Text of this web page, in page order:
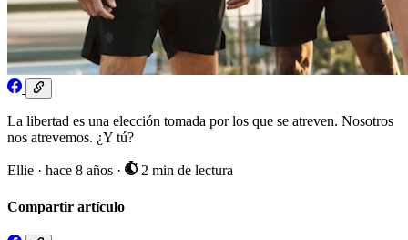
La libertad es una elección tomada por los que se atreven. Nosotros
nos atrevemos. ¿Y tú?
Ellie · hace 8 años · 2 min de lectura
Compartir artículo